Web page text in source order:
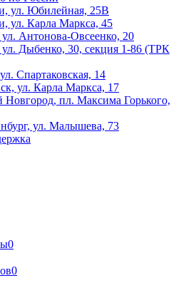
ул. Юбилейная, 25В
ул. Карла Маркса, 45
Антонова-Овсеенко, 20
Дыбенко, 30, секция 1-86 (ТРК
Спартаковская, 14
ул. Карла Маркса, 17
пл. Максима Горького,
ул. Малышева, 73
0
0